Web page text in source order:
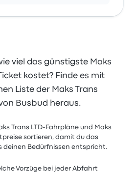
viel das günstigste Maks
kostet? Finde es mit
Liste der Maks Trans
Busbud heraus.
Trans LTD-Fahrpläne und Maks
sortieren, damit du das
deinen Bedürfnissen entspricht.
Vorzüge bei jeder Abfahrt